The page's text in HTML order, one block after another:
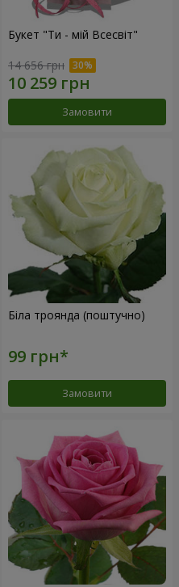
Букет "Ти - мій Всесвіт"
14 656 грн
Замовити
Біла троянда (поштучно)
Замовити